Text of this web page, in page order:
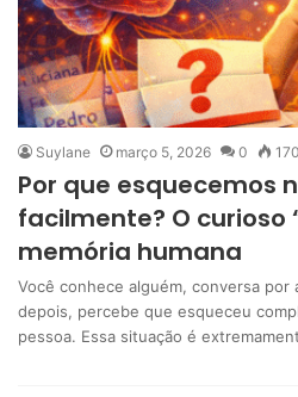
Suylane março 5, 2026 0 170
Por que esquecemos
facilmente? O curioso
memória humana
Você conhece alguém, conversa por
depois, percebe que esqueceu
pessoa. Essa situação é